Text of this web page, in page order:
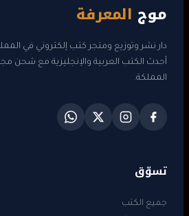
موج المعرفة
دار نشر وتوزيع ومتجر كتب إلكتروني في
أحدث الكتب العربية والإنجليزية مع شحن
المملكة.
تسوّق
جميع الكتب